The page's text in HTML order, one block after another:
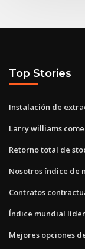
Top Stories
Instalación de
Larry williams
Retorno total de
Nosotros índice de
Contratos
Índice mundial
Mejores opciones